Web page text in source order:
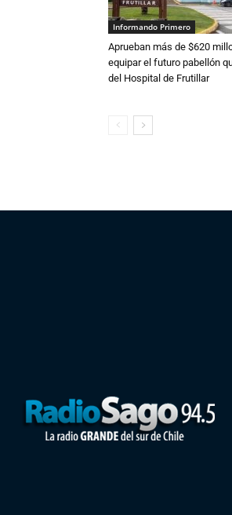
Informando Primero
Aprueban más de $620
equipar el futuro pabellón
del Hospital de Frutillar